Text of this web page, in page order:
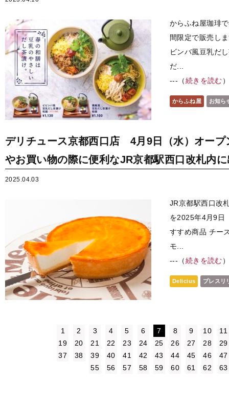
からふね屋珈琲
間限定で販売し
ビンバ風豆乳だ
だ...
---（続きを読む
からふね屋 お知ら
デリチュース京都西口店 4月9日（水）オー
やお買い物の際に便利なJR京都駅西口改札内
2025.04.03
JR京都駅西口改
を2025年4月9日
すすめ商品 チー
モ...
---（続きを読む
Delicius プレスリ
1 2 3 4 5 6 7 8 9 10
11
19
20 21 22 23 24 25 26 27 28
29
37
38 39 40 41 42 43 44 45 46
47
55
56 57 58 59 60 61 62 63